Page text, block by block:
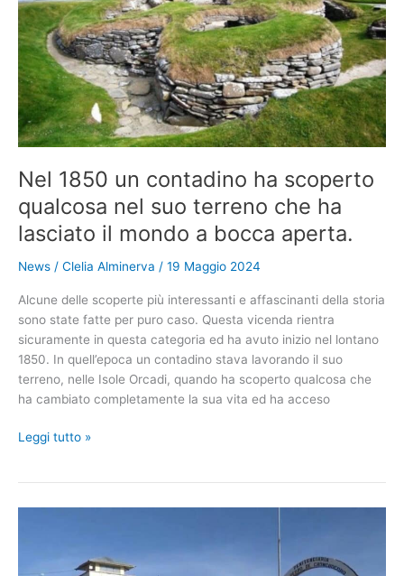
affondata
dell’anno
320
con
un
tesoro
a
bordo
Nel 1850 un contadino ha scoperto
qualcosa nel suo terreno che ha
lasciato il mondo a bocca aperta.
News / Clelia Alminerva / 19 Maggio 2024
Alcune delle scoperte più interessanti e affascinanti della storia
sono state fatte per puro caso. Questa vicenda rientra
sicuramente in questa categoria ed ha avuto inizio nel lontano
1850. In quell’epoca un contadino stava lavorando il suo
terreno, nelle Isole Orcadi, quando ha scoperto qualcosa che
ha cambiato completamente la sua vita ed ha acceso
Nel
Leggi tutto »